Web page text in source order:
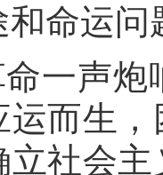
和命运问
一声炮
运而生
立社会